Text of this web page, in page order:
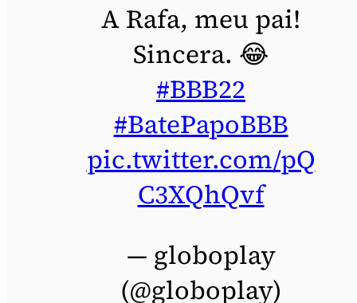
A Rafa, meu pai!
Sincera. 😂
#BBB22
#BatePapoBBB
pic.twitter.com/pQ
C3XQhQvf
— globoplay
(@globoplay)